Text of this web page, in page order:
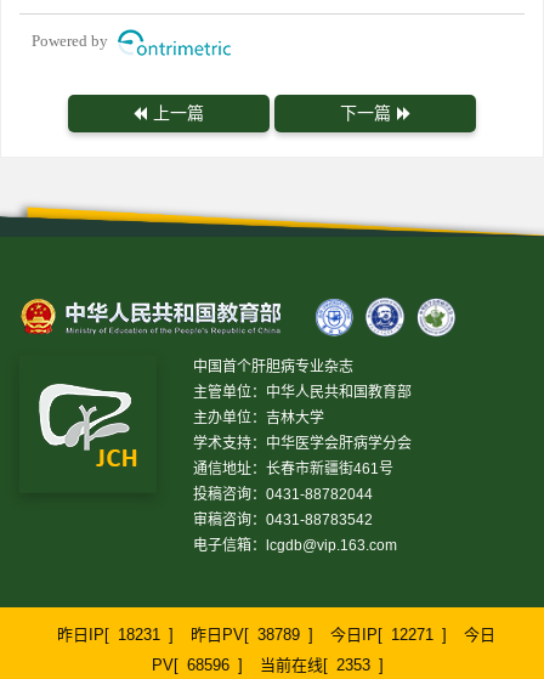
Powered by
上一篇 下一篇
中国首个肝胆病专业杂志
主管单位：中华人民共和国教育部
主办单位：吉林大学
学术支持：中华医学会肝病学分会
通信地址：长春市新疆街461号
投稿咨询：0431-88782044
审稿咨询：0431-88783542
电子信箱：
lcgdb@vip.163.com
昨日IP[ 18231 ] 昨日PV[ 38789 ] 今日IP[ 12271 ]
今日
PV[ 68596 ] 当前在线[ 2353 ]